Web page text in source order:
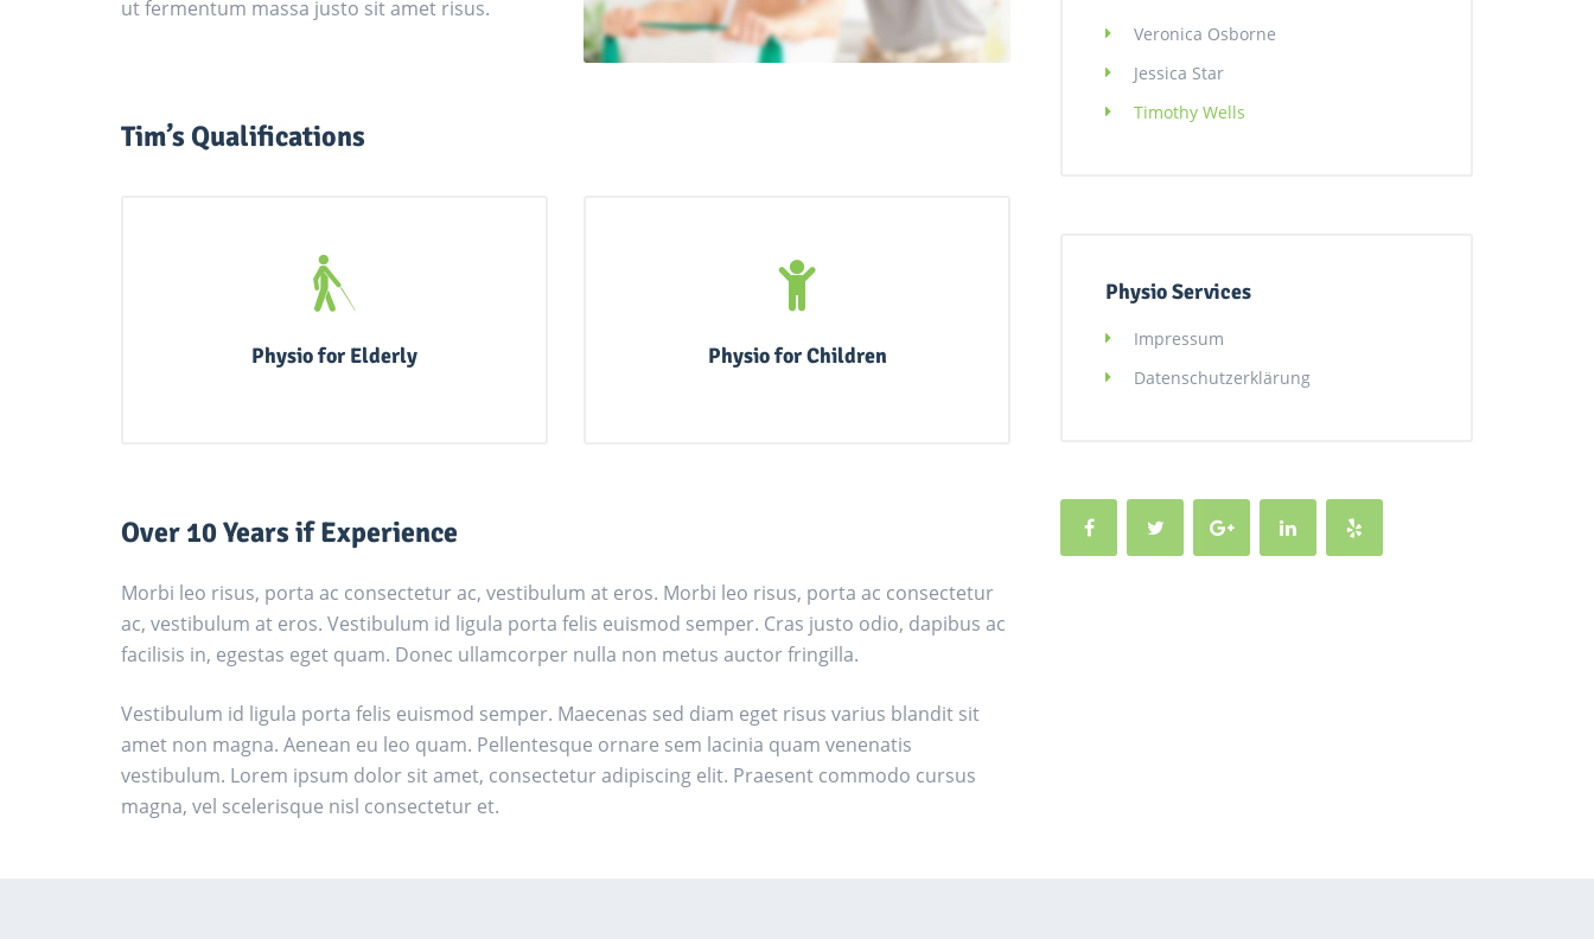
ut fermentum massa justo sit amet risus.
Tim’s Qualifications
Physio for Elderly Physio for Children
Over 10 Years if Experience
Morbi leo risus, porta ac consectetur ac, vestibulum at eros. Morbi leo risus, porta ac consectetur
ac, vestibulum at eros. Vestibulum id ligula porta felis euismod semper. Cras justo odio, dapibus ac
facilisis in, egestas eget quam. Donec ullamcorper nulla non metus auctor fringilla.
Vestibulum id ligula porta felis euismod semper. Maecenas sed diam eget risus varius blandit sit
amet non magna. Aenean eu leo quam. Pellentesque ornare sem lacinia quam venenatis
vestibulum. Lorem ipsum dolor sit amet, consectetur adipiscing elit. Praesent commodo cursus
magna, vel scelerisque nisl consectetur et.
Veronica Osborne
Jessica Star
Timothy Wells
Physio Services
Impressum
Datenschutzerklärung